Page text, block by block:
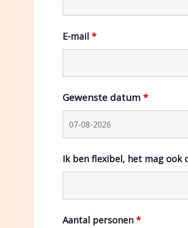
E-mail *
Gewenste datum*
Ik ben flexibel, het mag ook
Aantal personen *